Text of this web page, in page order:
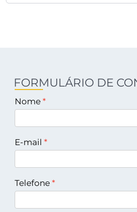
FORMULÁRIO DE
Nome
E-mail
Telefone